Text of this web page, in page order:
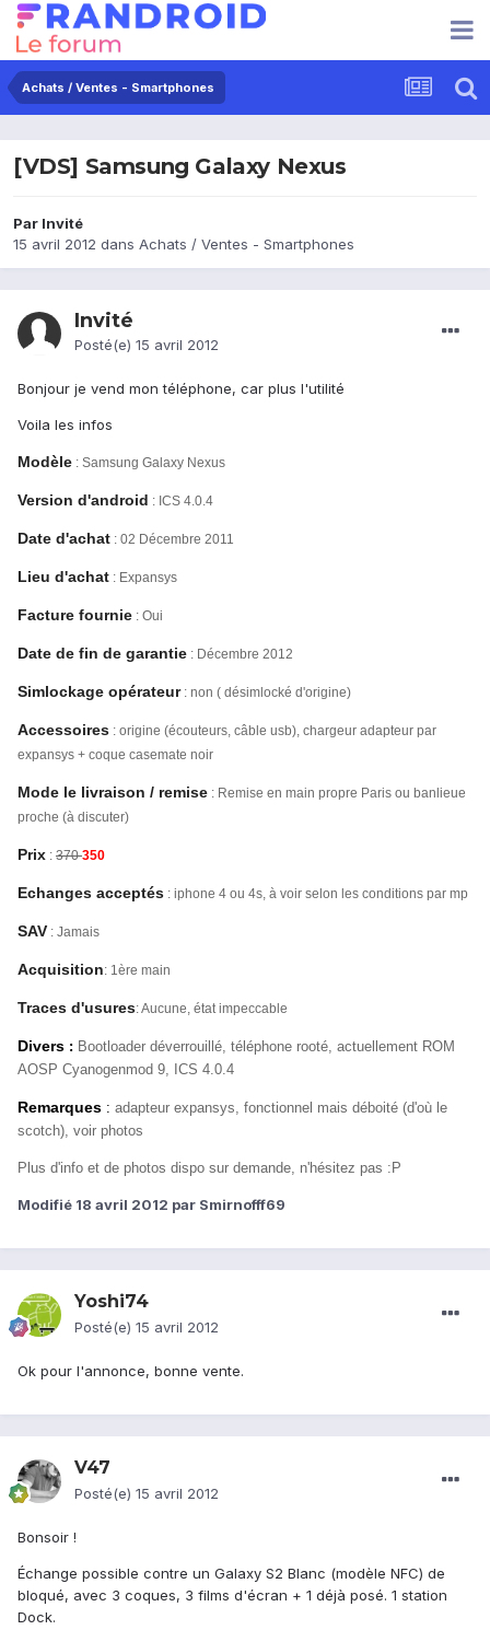
Achats / Ventes - Smartphones
[VDS] Samsung Galaxy Nexus
Par Invité
15 avril 2012 dans Achats / Ventes - Smartphones
Invité
Posté(e) 15 avril 2012
Bonjour je vend mon téléphone, car plus l'utilité
Voila les infos
Modèle : Samsung Galaxy Nexus
Version d'android : ICS 4.0.4
Date d'achat : 02 Décembre 2011
Lieu d'achat : Expansys
Facture fournie : Oui
Date de fin de garantie : Décembre 2012
Simlockage opérateur: non ( désimlocké d'origine)
Accessoires : origine (écouteurs, câble usb), chargeur adapteur par
expansys + coque casemate noir
Mode le livraison / remise : Remise en main propre Paris ou banlieue
proche (à discuter)
Prix : 370350
Echanges acceptés : iphone 4 ou 4s, à voir selon les conditions par mp
SAV : Jamais
Acquisition: 1ère main
Traces d'usures: Aucune, état impeccable
Divers : Bootloader déverrouillé, téléphone rooté, actuellement ROM
AOSP Cyanogenmod 9, ICS 4.0.4
Remarques : adapteur expansys, fonctionnel mais déboité (d'où le
scotch), voir photos
Plus d'info et de photos dispo sur demande, n'hésitez pas :P
Modifié 18 avril 2012 par Smirnofff69
Yoshi74
Posté(e) 15 avril 2012
Ok pour l'annonce, bonne vente.
V47
Posté(e) 15 avril 2012
Bonsoir !
Échange possible contre un Galaxy S2 Blanc (modèle NFC) de
bloqué, avec 3 coques, 3 films d'écran + 1 déjà posé. 1 station
Dock.